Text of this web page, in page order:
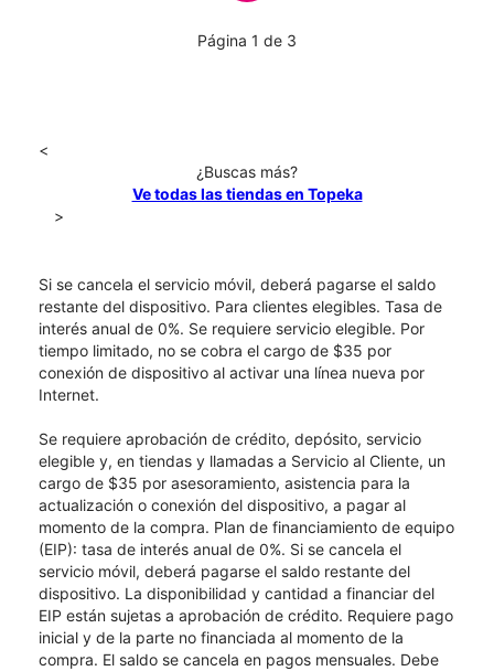
Página 1 de 3
<
¿Buscas más?
Ve todas las tiendas en Topeka
>
Si se cancela el servicio móvil, deberá pagarse el saldo
restante del dispositivo. Para clientes elegibles. Tasa de
interés anual de 0%. Se requiere servicio elegible. Por
tiempo limitado, no se cobra el cargo de $35 por
conexión de dispositivo al activar una línea nueva por
Internet.
Se requiere aprobación de crédito, depósito, servicio
elegible y, en tiendas y llamadas a Servicio al Cliente, un
cargo de $35 por asesoramiento, asistencia para la
actualización o conexión del dispositivo, a pagar al
momento de la compra. Plan de financiamiento de equipo
(EIP): tasa de interés anual de 0%. Si se cancela el
servicio móvil, deberá pagarse el saldo restante del
dispositivo. La disponibilidad y cantidad a financiar del
EIP están sujetas a aprobación de crédito. Requiere pago
inicial y de la parte no financiada al momento de la
compra. El saldo se cancela en pagos mensuales. Debe